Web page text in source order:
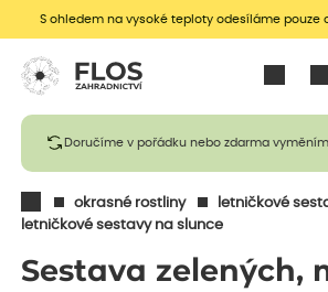
S ohledem na vysoké teploty odesíláme pouze
Doručíme v pořádku nebo zdarma
okrasné rostliny
letničkové
letničkové sestavy na slunce
Sestava zelených,